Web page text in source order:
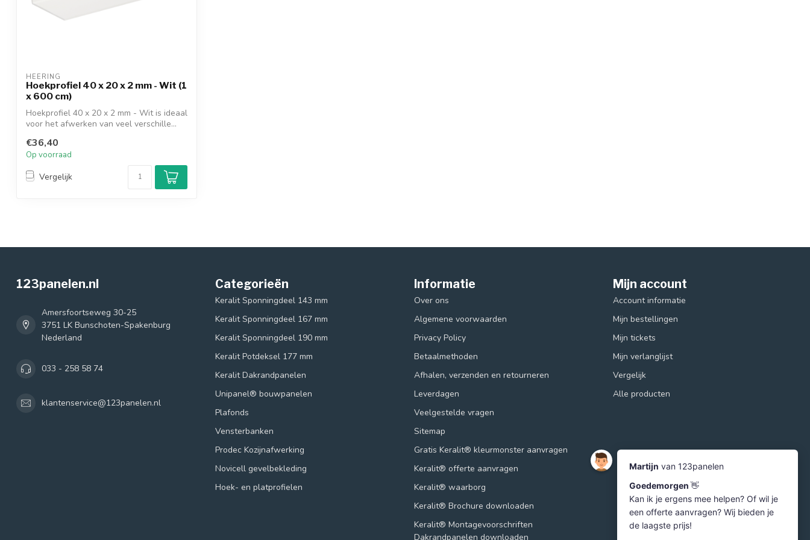
HEERING
Hoekprofiel 40 x 20 x 2 mm - Wit (1
x 600 cm)
Hoekprofiel 40 x 20 x 2 mm - Wit is ideaal
voor het afwerken van veel verschille...
€36,40
Op voorraad
Vergelijk
123panelen.nl
Amersfoortseweg 30-25
3751 LK Bunschoten-Spakenburg
Nederland
033 - 258 58 74
klantenservice@123panelen.nl
Categorieën
Keralit Sponningdeel 143 mm
Keralit Sponningdeel 167 mm
Keralit Sponningdeel 190 mm
Keralit Potdeksel 177 mm
Keralit Dakrandpanelen
Unipanel® bouwpanelen
Plafonds
Vensterbanken
Prodec Kozijnafwerking
Novicell gevelbekleding
Hoek- en platprofielen
Informatie
Over ons
Algemene voorwaarden
Privacy Policy
Betaalmethoden
Afhalen, verzenden en retourneren
Leverdagen
Veelgestelde vragen
Sitemap
Gratis Keralit® kleurmonster aanvragen
Keralit® offerte aanvragen
Keralit® waarborg
Keralit® Brochure downloaden
Keralit® Montagevoorschriften
Dakrandpanelen downloaden
Mijn account
Account informatie
Mijn bestellingen
Mijn tickets
Mijn verlanglijst
Vergelijk
Alle producten